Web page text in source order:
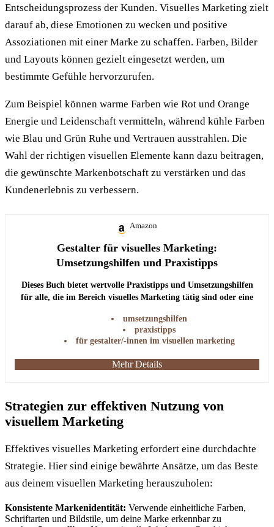
Entscheidungsprozess der Kunden. Visuelles Marketing zielt
darauf ab, diese Emotionen zu wecken und positive
Assoziationen mit einer Marke zu schaffen. Farben, Bilder
und Layouts können gezielt eingesetzt werden, um
bestimmte Gefühle hervorzurufen.
Zum Beispiel können warme Farben wie Rot und Orange
Energie und Leidenschaft vermitteln, während kühle Farben
wie Blau und Grün Ruhe und Vertrauen ausstrahlen. Die
Wahl der richtigen visuellen Elemente kann dazu beitragen,
die gewünschte Markenbotschaft zu verstärken und das
Kundenerlebnis zu verbessern.
Amazon
Gestalter für visuelles Marketing:
Umsetzungshilfen und Praxistipps
Dieses Buch bietet wertvolle Praxistipps und Umsetzungshilfen
für alle, die im Bereich visuelles Marketing tätig sind oder eine
umsetzungshilfen
praxistipps
für gestalter/-innen im visuellen marketing
Mehr Details
Strategien zur effektiven Nutzung von
visuellem Marketing
Effektives visuelles Marketing erfordert eine durchdachte
Strategie. Hier sind einige bewährte Ansätze, um das Beste
aus deinem visuellen Marketing herauszuholen:
Konsistente Markenidentität: Verwende einheitliche Farben,
Schriftarten und Bildstile, um deine Marke erkennbar zu